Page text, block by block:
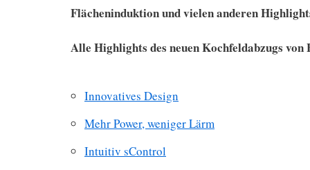
Flächeninduktion und vielen anderen
Alle Highlights des neuen Kochfeldabzugs von
Innovatives Design
Mehr Power, weniger Lärm
Intuitiv sControl